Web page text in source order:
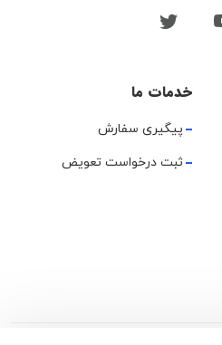
خدمات ما
پیگیری سفارش
ثبت درخواست تعویض